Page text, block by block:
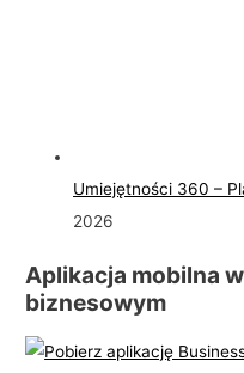
Umiejętności 360 –
2026
Aplikacja mobilna
biznesowym